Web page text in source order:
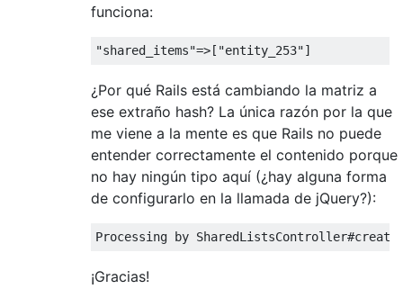
funciona:
"shared_items"=>[ "entity_253"]
¿Por qué Rails está cambiando la matriz a
ese extraño hash? La única razón por la que
me viene a la mente es que Rails no puede
entender correctamente el contenido porque
no hay ningún tipo aquí (¿hay alguna forma
de configurarlo en la llamada de jQuery?):
Processing by SharedListsController
¡Gracias!